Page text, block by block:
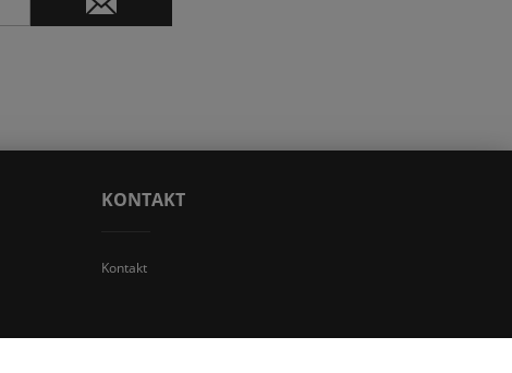
KONTAKT
Kontakt